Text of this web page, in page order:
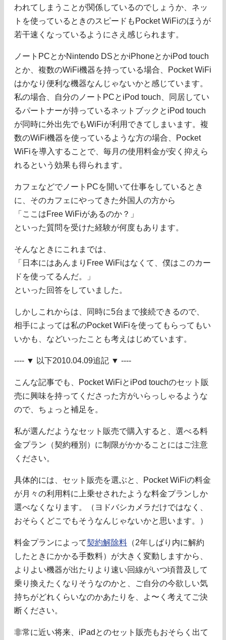
われてしまうことが関係しているのでしょうか、ネッ
トを使っているときのスピードもPocket WiFiのほうが
若干速くなっているようにさえ感じられます。
ノートPCとかNintendo DSとかiPhoneとかiPod touch
とか、複数のWiFi機器を持っている場合、Pocket WiFi
はかなり便利な機器なんじゃないかと感じています。
私の場合、自分のノートPCとiPod touch、同居してい
るパートナーが持っているネットブックとiPod touch
が同時に外出先でもWiFiが利用できてしまいます。複
数のWiFi機器を使っているような方の場合、Pocket
WiFiを導入することで、毎月の使用料金が安く抑えら
れるという効果も得られます。
カフェなどでノートPCを開いて仕事をしているとき
に、そのカフェにやってきた外国人の方から
「ここはFree WiFiがあるのか？」
といった質問を受けた経験が何度もあります。
そんなときにこれまでは、
「日本にはあんまりFree WiFiはなくて、僕はこのカー
ドを使ってるんだ。」
といった回答をしていました。
しかしこれからは、同時に5台まで接続できるので、
相手によっては私のPocket WiFiを使ってもらってもい
いかも、などいったことも考えはじめています。
---- ▼ 以下2010.04.09追記 ▼ ----
こんな記事でも、Pocket WiFiとiPod touchのセット販
売に興味を持ってくださった方がいらっしゃるような
ので、ちょっと補足を。
私が選んだようなセット販売で購入すると、選べる料
金プラン（契約種別）に制限がかかることにはご注意
ください。
具体的には、セット販売を選ぶと、Pocket WiFiの料金
が月々の利用料に上乗せされたような料金プランしか
選べなくなります。（ヨドバシカメラだけではなく、
おそらくどこでもそうなんじゃないかと思います。）
料金プランによって契約解除料 （2年しばり内に解約
したときにかかる手数料）が大きく変動しますから、
よりよい機器が出たりより速い回線がいつ頃普及して
乗り換えたくなりそうなのかと、ご自分の今欲しい気
持ちがどれくらいなのかあたりを、よ〜く考えてご決
断ください。
非常に近い将来、iPadとのセット販売もおそらく出て